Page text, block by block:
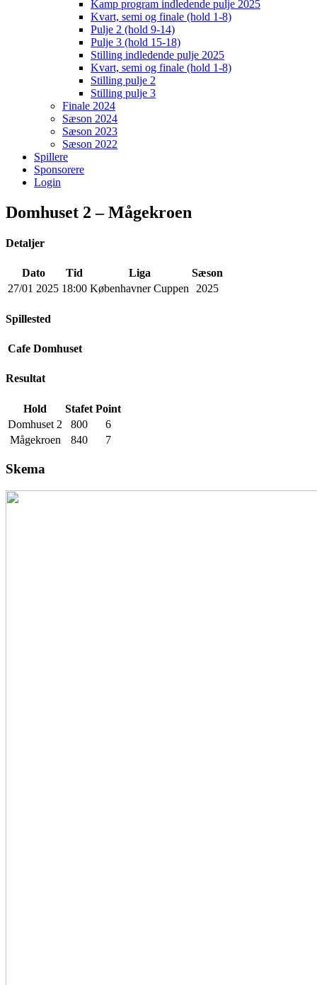
Kamp program indledende pulje 2025
Kvart, semi og finale (hold 1-8)
Pulje 2 (hold 9-14)
Pulje 3 (hold 15-18)
Stilling indledende pulje 2025
Kvart, semi og finale (hold 1-8)
Stilling pulje 2
Stilling pulje 3
Finale 2024
Sæson 2024
Sæson 2023
Sæson 2022
Spillere
Sponsorere
Login
Domhuset 2 – Mågekroen
Detaljer
Dato Tid Liga
Sæson
27/01 2025 18:00 Københavner Cuppen 2025
Spillested
Cafe Domhuset
Resultat
Hold Stafet Point
Domhuset 2
800
6
Mågekroen
840 7
Skema